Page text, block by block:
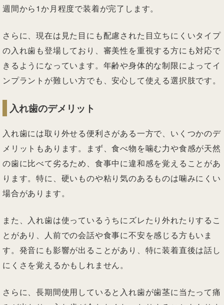
週間から1か月程度で装着が完了します。
さらに、現在は見た目にも配慮された目立ちにくいタイプ
の入れ歯も登場しており、審美性を重視する方にも対応で
きるようになっています。年齢や身体的な制限によってイ
ンプラントが難しい方でも、安心して使える選択肢です。
入れ歯のデメリット
入れ歯には取り外せる便利さがある一方で、いくつかのデ
メリットもあります。まず、食べ物を噛む力や食感が天然
の歯に比べて劣るため、食事中に違和感を覚えることがあ
ります。特に、硬いものや粘り気のあるものは噛みにくい
場合があります。
また、入れ歯は使っているうちにズレたり外れたりするこ
とがあり、人前での会話や食事に不安を感じる方もいま
す。発音にも影響が出ることがあり、特に装着直後は話し
にくさを覚えるかもしれません。
さらに、長期間使用していると入れ歯が歯茎に当たって痛